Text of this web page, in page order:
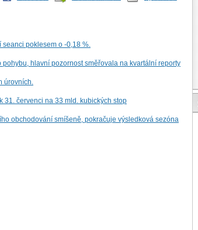
poklesem o -0,18 %.
hlavní pozornost směřovala na kvartální reporty
úrovních.
31. červenci na 33 mld. kubických stop
obchodování smíšeně, pokračuje výsledková sezóna